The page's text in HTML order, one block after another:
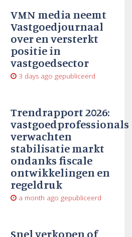
VMN media neemt
Vastgoedjournaal
over en versterkt
positie in
vastgoedsector
3 days ago gepubliceerd
Trendrapport 2026:
vastgoedprofessionals
verwachten
stabilisatie markt
ondanks fiscale
ontwikkelingen en
regeldruk
a month ago gepubliceerd
Snel verkopen of